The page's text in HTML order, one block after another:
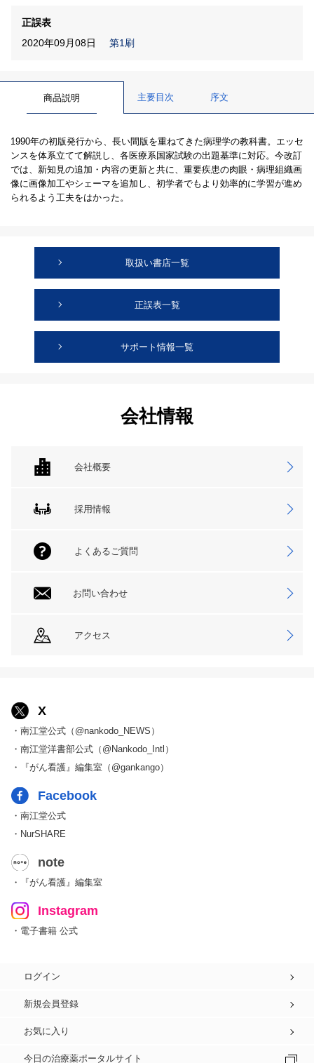
正誤表
2020年09月08日
第1刷
商品説明 主要目次 序文
1990年の初版発行から、長い間版を重ねてきた病理学の教科書。エッセ
ンスを体系立てて解説し、各医療系国家試験の出題基準に対応。今改訂
では、新知見の追加・内容の更新と共に、重要疾患の肉眼・病理組織画
像に画像加工やシェーマを追加し、初学者でもより効率的に学習が進め
られるよう工夫をはかった。
取扱い書店一覧
正誤表一覧
サポート情報一覧
会社情報
会社概要
採用情報
よくあるご質問
お問い合わせ
アクセス
X
・南江堂公式（@nankodo_NEWS）
・南江堂洋書部公式（@Nankodo_Intl）
・『がん看護』編集室（@gankango）
Facebook
・南江堂公式
・NurSHARE
note
・『がん看護』編集室
Instagram
・電子書籍 公式
ログイン
新規会員登録
お気に入り
今日の治療薬ポータルサイト